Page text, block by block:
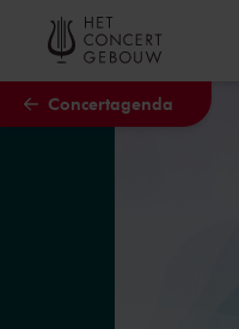
Naar hoofdcontent
Concertagenda